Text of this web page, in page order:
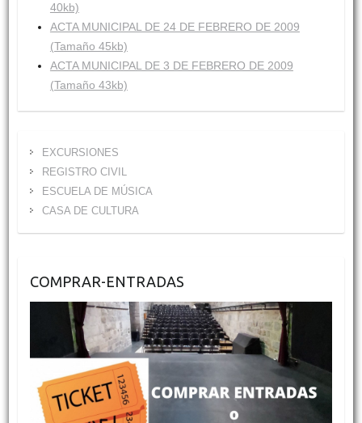
40kb)
ACTA MUNICIPAL DE 24 DE FEBRERO DE 2009
(Tamaño 45kb)
ACTA MUNICIPAL DE 3 DE FEBRERO DE 2009
(Tamaño 43kb)
EXCURSIONES
REGISTRO CIVIL
ESCUELA DE MÚSICA
CASA DE CULTURA
COMPRAR-ENTRADAS